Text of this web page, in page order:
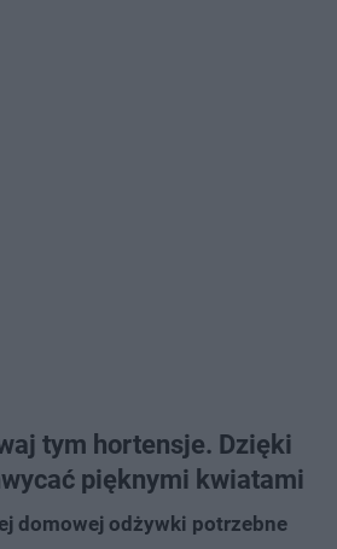
tym hortensje. Dzięki
pięknymi kwiatami
domowej odżywki potrzebne